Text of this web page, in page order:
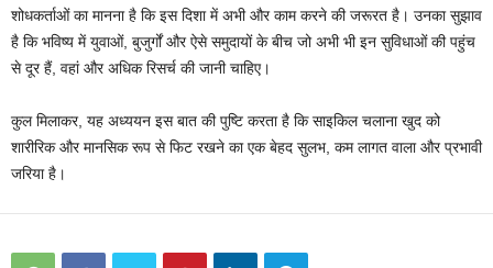
शोधकर्ताओं का मानना है कि इस दिशा में अभी और काम करने की जरूरत है। उनका सुझाव
है कि भविष्य में युवाओं, बुजुर्गों और ऐसे समुदायों के बीच जो अभी भी इन सुविधाओं की पहुंच
से दूर हैं, वहां और अधिक रिसर्च की जानी चाहिए।
कुल मिलाकर, यह अध्ययन इस बात की पुष्टि करता है कि साइकिल चलाना खुद को
शारीरिक और मानसिक रूप से फिट रखने का एक बेहद सुलभ, कम लागत वाला और प्रभावी
जरिया है।